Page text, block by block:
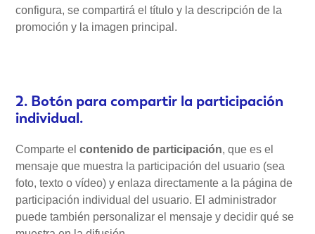
configura, se compartirá el título y la descripción de la
promoción y la imagen principal.
2. Botón para compartir la participación
individual.
Comparte elcontenido de participación, que es el
mensaje que muestra la participación del usuario (sea
foto, texto o vídeo) y enlaza directamente a la página de
participación individual del usuario. El administrador
puede también personalizar el mensaje y decidir qué se